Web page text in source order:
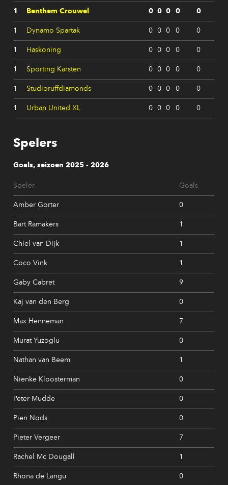
1 Benthem Crouwel 0 0 0 0 0
1 Dynamo Spartak 0 0 0 0 0
1 Haskoning 0 0 0 0 0
1 Sporting Karsten 0 0 0 0 0
1 Studioruffdiamonds 0 0 0 0 0
1 Urban United XL 0 0 0 0 0
Spelers
Goals, seizoen 2025 - 2026
Speler Goals
Amber Gorter 0
Bart Ramakers 1
Chiel van Dijk 1
Coco Vink 1
Gaby Cabret 9
Kaj van den Berg 0
Max Henneman 7
Murat Yuzoglu 0
Nathan van Beem 1
Nienke Kloosterman 0
Peter Mudde 0
Pien Nods 0
Pieter Vergeer 7
Rachel Mc Dougall 1
Rhona de Langu 0